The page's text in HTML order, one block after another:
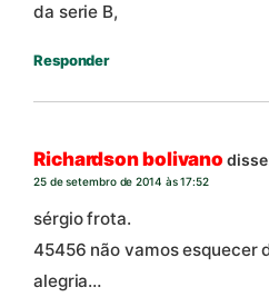
da serie B,
Responder
Richardson bolivano
25 de setembro de 2014 às 17:52
sérgio frota.
45456 não vamos esquecer
alegria…